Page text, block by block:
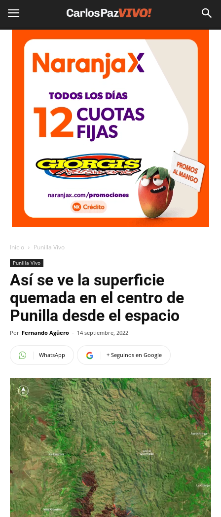
Inicio Punilla Vivo
Punilla Vivo
Así se ve la superficie
quemada en el centro de
Punilla desde el espacio
Por Fernando Agüero - 14 septiembre, 2022
WhatsApp + Seguinos en Google